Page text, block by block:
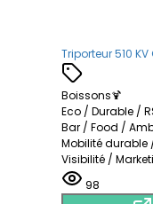
Triporteur 510
Boissons🍹
Eco / Durable /
Bar / Food /
Mobilité durable
Visibilité /
98